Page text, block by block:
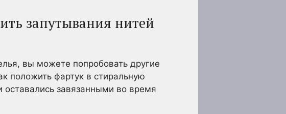
запутывания нитей
вы можете попробовать другие
положить фартук в стиральную
оставались завязанными во время